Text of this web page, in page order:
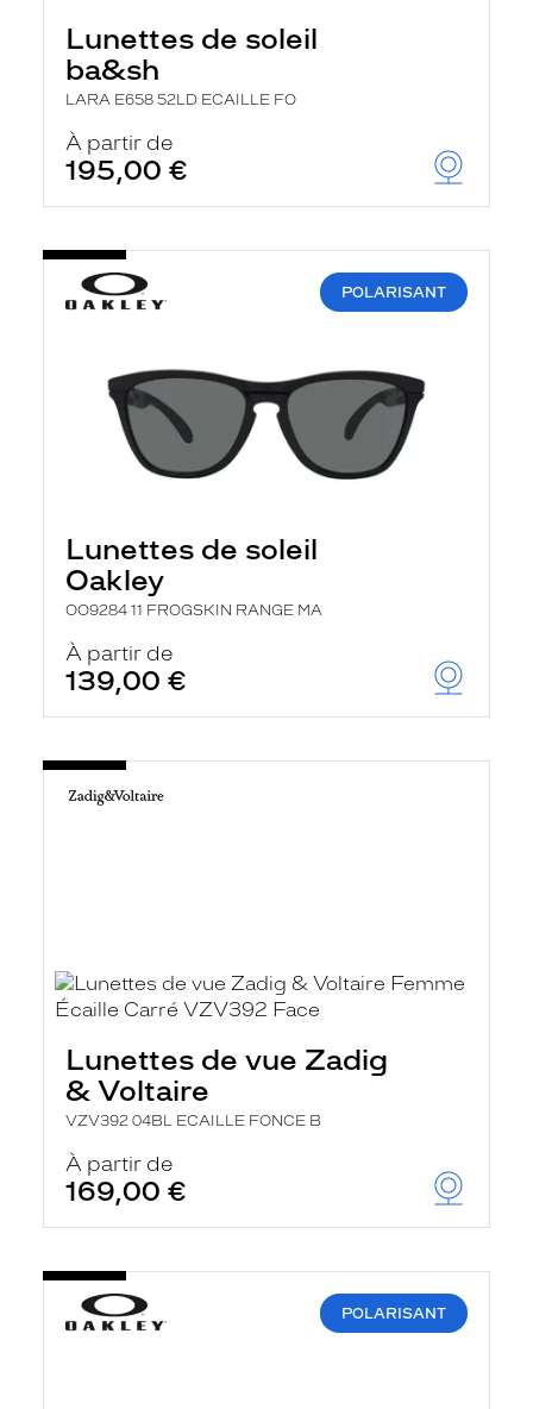
Lunettes de soleil
ba&sh
LARA E658 52LD ECAILLE FO
À partir de
195,00 €
POLARISANT
Lunettes de soleil
Oakley
OO9284 11 FROGSKIN RANGE MA
À partir de
139,00 €
Lunettes de vue Zadig
& Voltaire
VZV392 04BL ECAILLE FONCE B
À partir de
169,00 €
POLARISANT